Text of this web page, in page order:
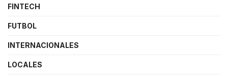
FINTECH
FUTBOL
INTERNACIONALES
LOCALES